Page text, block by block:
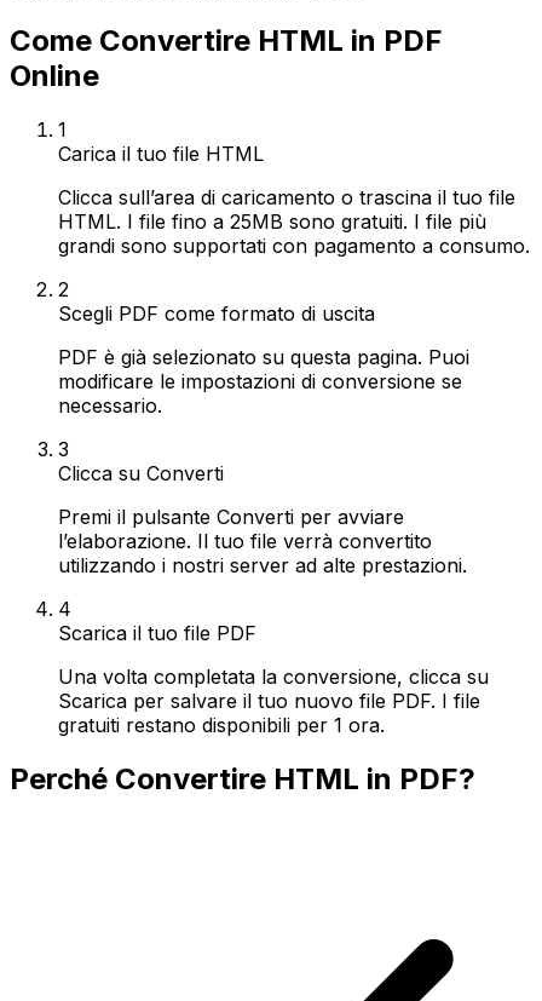
Come Convertire HTML in PDF
Online
1
Carica il tuo file HTML
Clicca sull’area di caricamento o trascina il tuo file
HTML. I file fino a 25MB sono gratuiti. I file più
grandi sono supportati con pagamento a consumo.
2
Scegli PDF come formato di uscita
PDF è già selezionato su questa pagina. Puoi
modificare le impostazioni di conversione se
necessario.
3
Clicca su Converti
Premi il pulsante Converti per avviare
l’elaborazione. Il tuo file verrà convertito
utilizzando i nostri server ad alte prestazioni.
4
Scarica il tuo file PDF
Una volta completata la conversione, clicca su
Scarica per salvare il tuo nuovo file PDF. I file
gratuiti restano disponibili per 1 ora.
Perché Convertire HTML in PDF?